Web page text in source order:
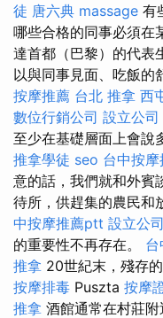
徒 唐六典 massage 有
哪些合格的同事必須在
達首都（巴黎）的代表
以與同事見面、吃飯的
按摩推薦 台北 推拿 西
數位行銷公司 設立公司
至少在基礎層面上會說
推拿學徒 seo 台中按
意的話，我們就和外賓
待所，供趕集的農民和
中按摩推薦ptt 設立公司
的重要性不再存在。
推拿 20世紀末，殘存
按摩排毒 Puszta 按摩
推拿 酒館通常在村莊附